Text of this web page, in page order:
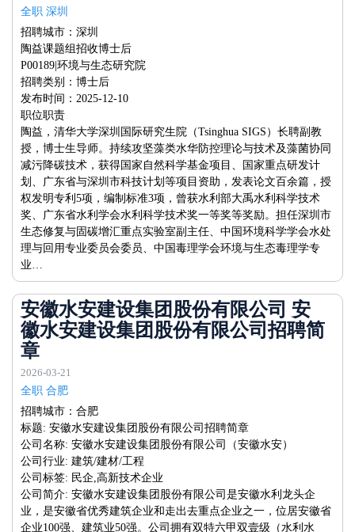
全职 深圳
招聘城市：深圳
陶益课题组招收博士后
P00189|环境与生态研究院
招聘类别：博士后
发布时间：2025-12-10
职位职责
陶益，清华大学深圳国际研究生院（Tsinghua SIGS）长聘副教
授，博士生导师。持续攻坚藻类水华防控理论与技术及藻菌协同
减污降碳技术，获得国家自然科学基金项目、国家重点研发计
划、广东省与深圳市科技计划等项目资助，发表论文百余篇，授
权发明专利5项，编制标准3项，曾获水利部大禹水利科学技术
奖、广东省水利学会水利科学技术奖一等奖等奖励。担任深圳市
生态修复与固碳增汇重点实验室副主任、中国环境科学学会水处
理与回用专业委员会委员、中国毒理学会环境与生态毒理学专
业…
安徽水安建设集团股份有限公司 安
徽水安建设集团股份有限公司招聘简
章
2026-03-21
全职 合肥
招聘城市：合肥
标题: 安徽水安建设集团股份有限公司招聘简章
公司名称: 安徽水安建设集团股份有限公司（安徽水安）
公司行业: 建筑/建材/工程
公司标签: 民企,高新技术企业
公司简介: 安徽水安建设集团股份有限公司是安徽水利龙头企
业，是安徽省优秀建筑企业和走出去重点企业之一，位居安徽省
企业100强、建筑业50强。公司拥有双特六甲双壹级（水利水